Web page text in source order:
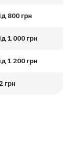
800 грн
1 000 грн
1 200 грн
грн